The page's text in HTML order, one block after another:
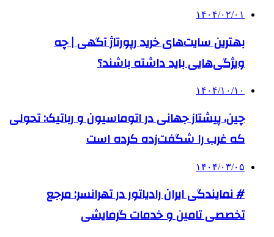
۱۴۰۴/۰۲/۰۱
بهترین سایت‌های خرید رپورتاژ آگهی | چه
ویژگی‌هایی باید داشته باشند؟
۱۴۰۴/۱۰/۱۰
چین، پیشتاز جهانی در اتوماسیون و رباتیک: تحولی
که غرب را شگفت‌زده کرده است
۱۴۰۴/۰۳/۰۵
# نمایندگی ایران رادیاتور در تهرانسر: مرجع
تخصصی تامین و خدمات گرمایشی